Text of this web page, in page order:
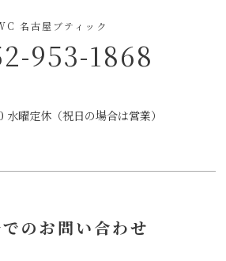
名古屋ブティック
953-1868
水曜定休（祝日の場合は営業）
のお問い合わせ